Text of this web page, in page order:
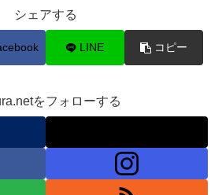
シェアする
LINE コピー
をフォローする